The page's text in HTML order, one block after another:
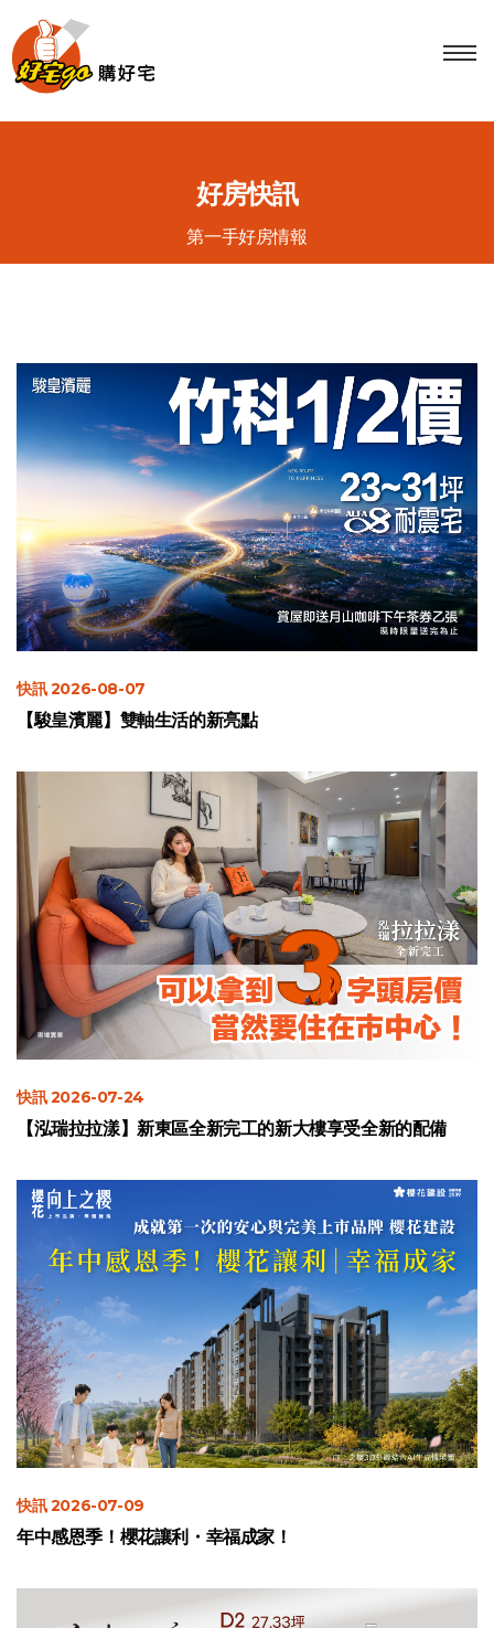
好房快訊
第一手好房情報
快訊 2026-08-07
【駿皇濱麗】雙軸生活的新亮點
快訊 2026-07-24
【泓瑞拉拉漾】新東區全新完工的新大樓享受全新的配備
快訊 2026-07-09
年中感恩季！櫻花讓利・幸福成家！